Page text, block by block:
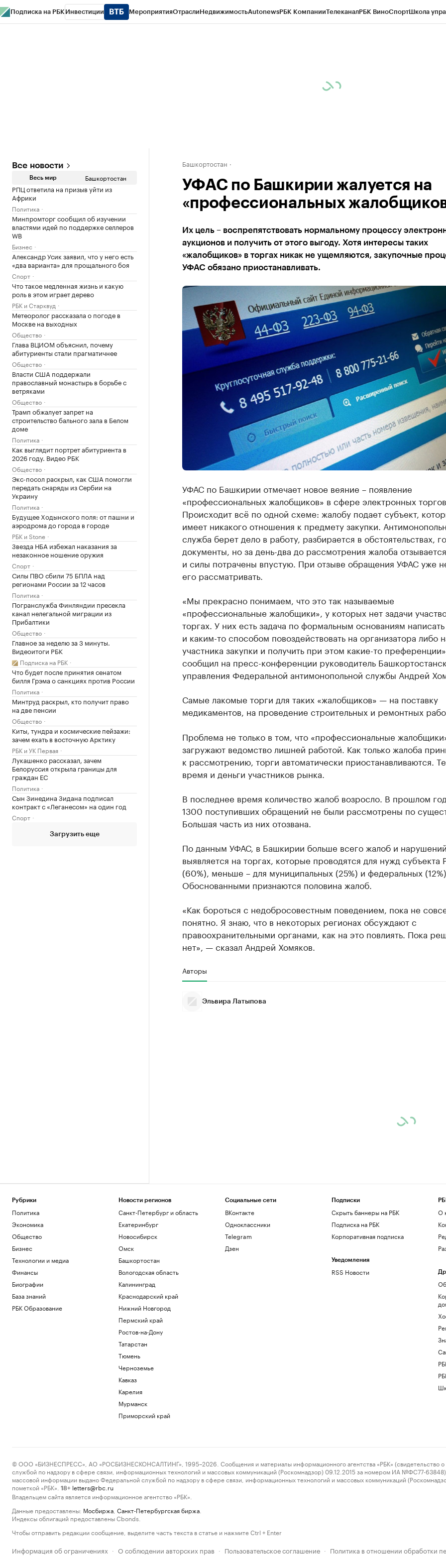
Подписка на РБК Инвестиции МероприятияОтраслиНедвижимостьAutonewsРБК КомпанииТелеканалРБК ВиноСпортШкола
Все новости
Весь мир Башкортостан
РПЦ ответила на призыв уйти из
Африки
Политика
Минпромторг сообщил об изучении
властями идей по поддержке селлеров
WB
Бизнес
Александр Усик заявил, что у него есть
«два варианта» для прощального боя
Спорт
Что такое медленная жизнь и какую
роль в этом играет дерево
РБК и Старквуд
Метеоролог рассказала о погоде в
Москве на выходных
Общество
Глава ВЦИОМ объяснил, почему
абитуриенты стали прагматичнее
Общество
Власти США поддержали
православный монастырь в борьбе с
ветряками
Общество
Трамп обжалует запрет на
строительство бального зала в Белом
доме
Политика
Как выглядит портрет абитуриента в
2026 году. Видео РБК
Общество
Экс-посол раскрыл, как США помогли
передать снаряды из Сербии на
Украину
Политика
Будущее Ходынского поля: от пашни и
аэродрома до города в городе
РБК и Stone
Звезда НБА избежал наказания за
незаконное ношение оружия
Спорт
Силы ПВО сбили 75 БПЛА над
регионами России за 12 часов
Политика
Погранслужба Финляндии пресекла
канал нелегальной миграции из
Прибалтики
Общество
Главное за неделю за 3 минуты.
Видеоитоги РБК
Подписка на РБК
Что будет после принятия сенатом
билля Грэма о санкциях против России
Политика
Минтруд раскрыл, кто получит право
на две пенсии
Общество
Киты, тундра и космические пейзажи:
зачем ехать в восточную Арктику
РБК и УК Первая
Лукашенко рассказал, зачем
Белоруссия открыла границы для
граждан ЕС
Политика
Сын Зинедина Зидана подписал
контракт с «Леганесом» на один год
Спорт
Загрузить еще
Башкортостан
УФАС по Башкирии жалуется на
«профессиональных
Их цель – воспрепятствовать нормальному процессу
аукционов и получить от этого выгоду. Хотя интересы таких
«жалобщиков» в торгах никак не ущемляются, закупочные
УФАС обязано приостанавливать.
УФАС по Башкирии отмечает новое веяние – появление
«профессиональных жалобщиков» в сфере электронных торгов.
Происходит всё по одной схеме: жалобу подает субъект,
имеет никакого отношения к предмету закупки.
служба берет дело в работу, разбирается в обстоятельствах,
документы, но за день-два до рассмотрения жалоба
и силы потрачены впустую. При отзыве обращения УФАС уже
его рассматривать.
«Мы прекрасно понимаем, что это так называемые
«профессиональные жалобщики», у которых нет задачи
торгах. У них есть задача по формальным основаниям
и каким-то способом повоздействовать на организатора либо
участника закупки и получить при этом какие-то
сообщил на пресс-конференции руководитель
управления Федеральной антимонопольной службы Андрей
Самые лакомые торги для таких «жалобщиков» — на поставку
медикаментов, на проведение строительных и ремонтных
Проблема не только в том, что «профессиональные
загружают ведомство лишней работой. Как только жалоба
к рассмотрению, торги автоматически приостанавливаются.
время и деньги участников рынка.
В последнее время количество жалоб возросло. В прошлом
1300 поступивших обращений не были рассмотрены по
Большая часть из них отозвана.
По данным УФАС, в Башкирии больше всего жалоб и нарушений
выявляется на торгах, которые проводятся для нужд субъекта
(60%), меньше – для муниципальных (25%) и федеральных (12%).
Обоснованными признаются половина жалоб.
«Как бороться с недобросовестным поведением, пока не
понятно. Я знаю, что в некоторых регионах обсуждают с
правоохранительными органами, как на это повлиять. Пока
нет», — сказал Андрей Хомяков.
Авторы
Эльвира Латыпова
Рубрики
Политика
Экономика
Общество
Бизнес
Технологии и медиа
Финансы
Биографии
База знаний
РБК Образование
Новости регионов
Санкт-Петербург и область
Екатеринбург
Новосибирск
Омск
Башкортостан
Вологодская область
Калининград
Краснодарский край
Нижний Новгород
Пермский край
Ростов-на-Дону
Татарстан
Тюмень
Черноземье
Кавказ
Карелия
Мурманск
Приморский край
Социальные сети
ВКонтакте
Одноклассники
Telegram
Дзен
Подписки
Скрыть баннеры на РБК
Подписка на РБК
Корпоративная подписка
Уведомления
RSS Новости
О
© ООО «БИЗНЕСПРЕСС», АО «РОСБИЗНЕСКОНСАЛТИНГ», 1995–2026. Сообщения и материалы информационного агентства «РБК» (свидетельство о
службой по надзору в сфере связи, информационных технологий и массовых коммуникаций (Роскомнадзор) 09.12.2015 за номером ИА №ФС77-63848)
массовой информации выдано Федеральной службой по надзору в сфере связи, информационных технологий и массовых коммуникаций
пометкой «РБК».
18+ letters@rbc.ru
Владельцем сайта является информационное агентство «РБК».
Данные предоставлены: Мосбиржа Санкт-Петербургская биржа
Индексы облигаций предоставлены Cbonds.
Чтобы отправить редакции сообщение, выделите часть текста в статье и нажмите Ctrl + Enter
Информация об ограничениях · О соблюдении авторских прав · Пользовательское соглашение · Политика в отношении обработки